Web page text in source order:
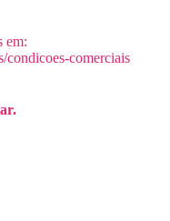
em:
comerciais